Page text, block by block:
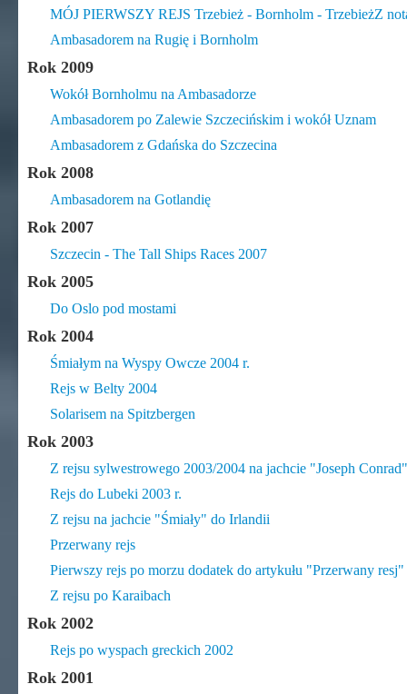
MÓJ PIERWSZY REJS Trzebież - Bornholm - TrzebieżZ
Ambasadorem na Rugię i Bornholm
Rok 2009
Wokół Bornholmu na Ambasadorze
Ambasadorem po Zalewie Szczecińskim i wokół Uznam
Ambasadorem z Gdańska do Szczecina
Rok 2008
Ambasadorem na Gotlandię
Rok 2007
Szczecin - The Tall Ships Races 2007
Rok 2005
Do Oslo pod mostami
Rok 2004
Śmiałym na Wyspy Owcze 2004 r.
Rejs w Belty 2004
Solarisem na Spitzbergen
Rok 2003
Z rejsu sylwestrowego 2003/2004 na jachcie "Joseph Conrad"
Rejs do Lubeki 2003 r.
Z rejsu na jachcie "Śmiały" do Irlandii
Przerwany rejs
Pierwszy rejs po morzu dodatek do artykułu "Przerwany resj"
Z rejsu po Karaibach
Rok 2002
Rejs po wyspach greckich 2002
Rok 2001